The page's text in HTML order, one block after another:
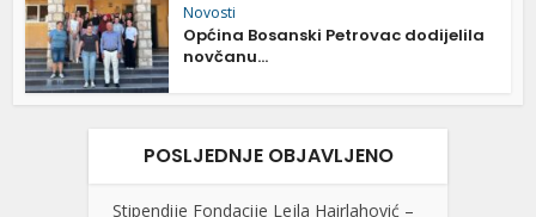
Novosti
Općina Bosanski Petrovac dodijelila
novčanu...
POSLJEDNJE OBJAVLJENO
Stipendije Fondacije Lejla Hairlahović –